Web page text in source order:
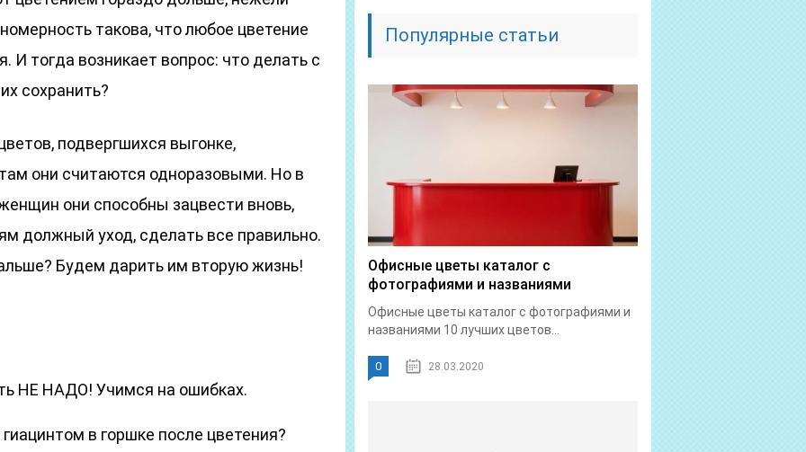
такова, что любое цветение
И тогда возникает вопрос: что делать с
сохранить?
подвергшихся выгонке,
они считаются одноразовыми. Но в
они способны зацвести вновь,
должный уход, сделать все правильно.
Будем дарить им вторую жизнь!
НЕ НАДО! Учимся на ошибках.
в горшке после цветения?
Популярные статьи
Офисные цветы каталог с
фотографиями и названиями
Офисные цветы каталог с фотографиями и
названиями 10 лучших цветов...
0 28.03.2020